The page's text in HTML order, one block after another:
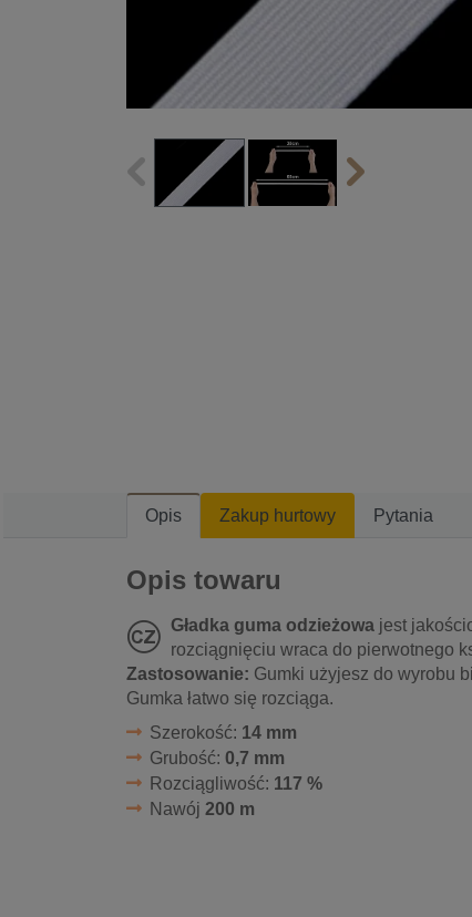
Opis Zakup hurtowy Pytania
Opis towaru
Gładka guma odzieżowa jest
rozciągnięciu wraca do pierwotnego
Zastosowanie: Gumki użyjesz do wyrobu
Gumka łatwo się rozciąga.
Szerokość: 14 mm
Grubość: 0,7 mm
Rozciągliwość: 117 %
Nawój 200 m